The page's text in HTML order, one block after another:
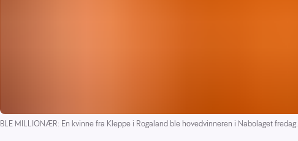
BLE MILLIONÆR: En kvinne fra Kleppe i Rogaland ble hovedvinneren i Nabolaget fredag.